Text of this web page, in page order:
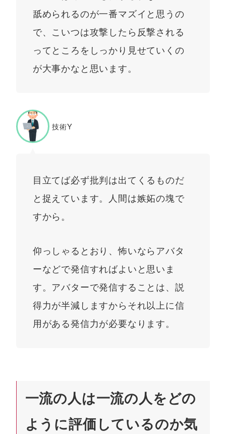
舐められるのが一番マズイと思うの
で、こいつは攻撃したら反撃される
ってところをしっかり見せていくの
が大事かなと思います。
技術Y
目立てば必ず批判は出てくるものだ
と捉えています。人間は嫉妬の塊で
すから。
仰っしゃるとおり、怖いならアバタ
ーなどで発信すればよいと思いま
す。アバターで発信することは、説
得力が半減しますからそれ以上に信
用がある発信力が必要なります。
一流の人は一流の人をどの
ように評価しているのか気